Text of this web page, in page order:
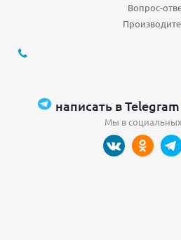
Вопрос-
написать в Telegram
Мы в социальных